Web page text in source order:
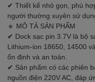
✔ Thiết kế nhỏ gọn, phù
người thường xuyên sử
🔹 MÔ TẢ SẢN PHẨM
✔ Dock sạc pin 3.7V là bộ
Lithium-ion 18650, 14500
ổn định và an toàn.
✔ Sản phẩm có các phiên
nguồn điện 220V AC, đáp